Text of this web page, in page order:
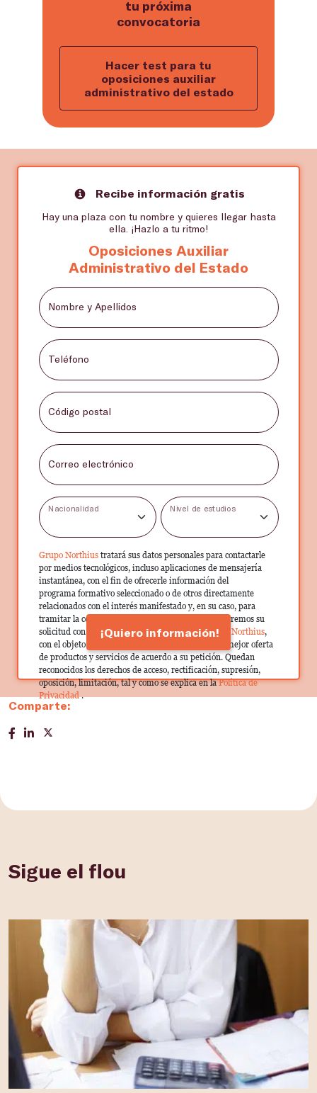
tu próxima
convocatoria
Hacer test para tu
oposiciones auxiliar
administrativo del estado
Recibe información gratis
Hay una plaza con tu nombre y quieres llegar hasta
ella. ¡Hazlo a tu ritmo!
Oposiciones Auxiliar
Administrativo del Estado
Nombre y Apellidos
Teléfono
Código postal
Correo electrónico
Nacionalidad Nivel de estudios
Grupo Northius tratará sus datos personales para contactarle
por medios tecnológicos, incluso aplicaciones de mensajería
instantánea, con el fin de ofrecerle información del
programa formativo seleccionado o de otros directamente
relacionados con el interés manifestado y, en su caso, para
tramitar la contratación correspondiente. Compartiremos su
solicitud con las empresas que conforman elGrupo Northius,
con el objeto de que estas puedan hacerle llegar la mejor oferta
de productos y servicios de acuerdo a su petición. Quedan
reconocidos los derechos de acceso, rectificación, supresión,
oposición, limitación, tal y como se explica en laPolítica de
Privacidad.
¡Quiero información!
Comparte:
Sigue el flou